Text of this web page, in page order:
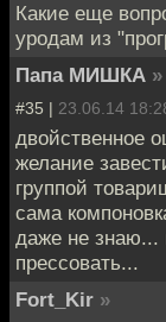
Какие еще
уродам из
Папа МИШКА »
#35 | 23.06.14
двойственное
желание
группой
сама
даже не знаю...
прессовать...
Fort_Kir »